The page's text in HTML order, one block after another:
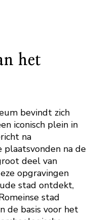
het
bevindt zich
iconisch plein in
na
plaatsvonden na de
deel van
opgravingen
stad ontdekt,
stad
de basis voor het